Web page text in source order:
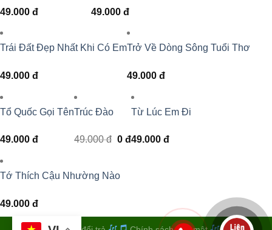
49.000 đ 49.000 đ
Trái Đất Đẹp Nhất Khi Có Em
49.000 đ
Trở Về Dòng Sông Tuổi Thơ
49.000 đ
Tổ Quốc Gọi Tên
49.000 đ
Trúc Đào
49.000đ Giá
gốc
0 đGiá
hiện
Từ Lúc Em Đi
49.000 đ
Tớ Thích Cậu Nhường Nào
49.000 đ